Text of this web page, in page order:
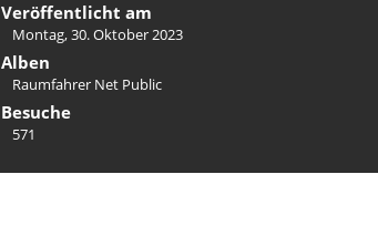
Veröffentlicht am
Montag, 30. Oktober 2023
Alben
Raumfahrer Net Public
Besuche
571